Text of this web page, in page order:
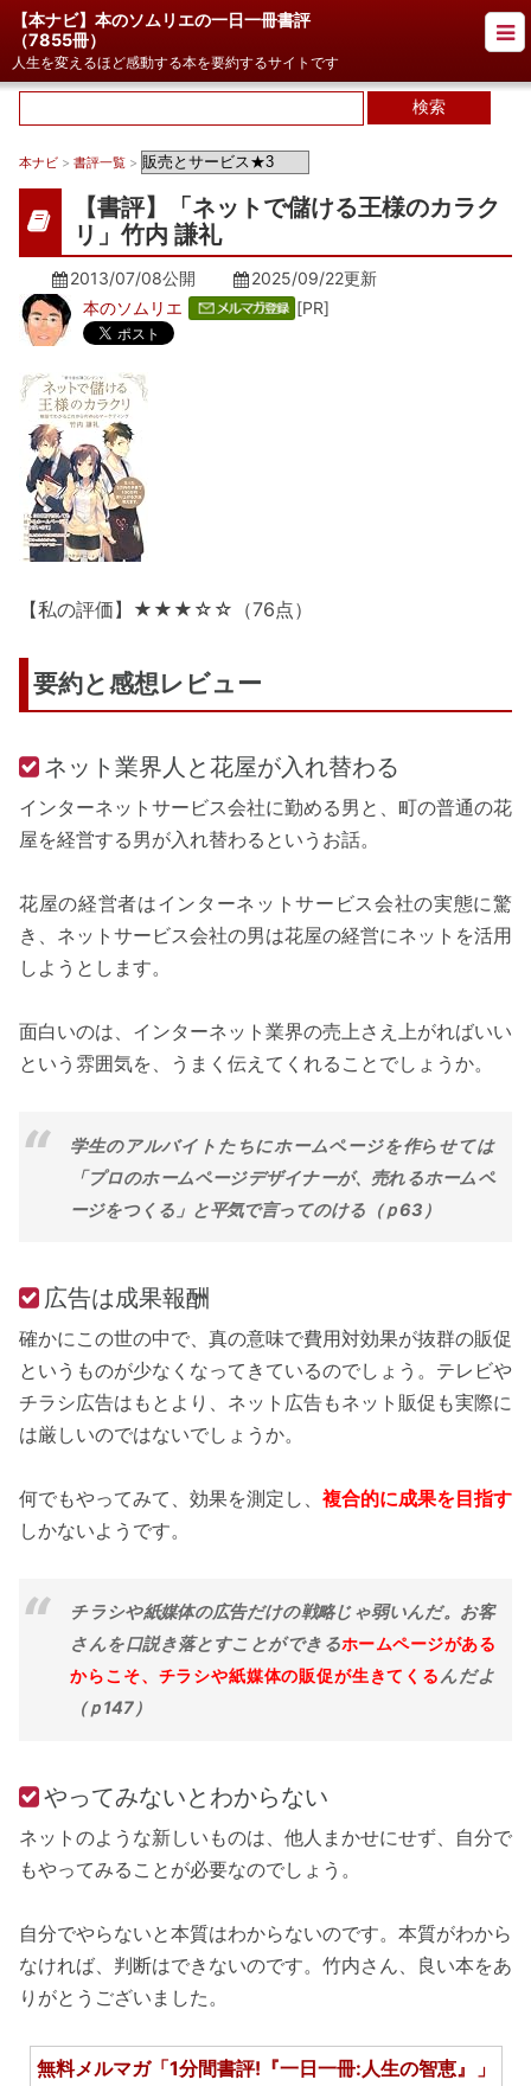
【本ナビ】本のソムリエの一日一冊書評
（7855冊）
人生を変えるほど感動する本を要約するサイトです
本ナビ > 書評一覧 >
【書評】「ネットで儲ける王様のカラク
リ」竹内 謙礼
2013/07/08公開 2025/09/22更新
本のソムリエ
[PR]
【私の評価】★★★☆☆（76点）
要約と感想レビュー
ネット業界人と花屋が入れ替わる
インターネットサービス会社に勤める男と、町の普通の花
屋を経営する男が入れ替わるというお話。
花屋の経営者はインターネットサービス会社の実態に驚
き、ネットサービス会社の男は花屋の経営にネットを活用
しようとします。
面白いのは、インターネット業界の売上さえ上がればいい
という雰囲気を、うまく伝えてくれることでしょうか。
学生のアルバイトたちにホームページを作らせては
「プロのホームページデザイナーが、売れるホームペ
ージをつくる」と平気で言ってのける（ｐ63）
広告は成果報酬
確かにこの世の中で、真の意味で費用対効果が抜群の販促
というものが少なくなってきているのでしょう。テレビや
チラシ広告はもとより、ネット広告もネット販促も実際に
は厳しいのではないでしょうか。
何でもやってみて、効果を測定し、 複合的に成果を目指す
しかないようです。
チラシや紙媒体の広告だけの戦略じゃ弱いんだ。お客
さんを口説き落とすことができるホームページがある
からこそ、チラシや紙媒体の販促が生きてくる んだよ
（ｐ147）
やってみないとわからない
ネットのような新しいものは、他人まかせにせず、自分で
もやってみることが必要なのでしょう。
自分でやらないと本質はわからないのです。本質がわから
なければ、判断はできないのです。竹内さん、良い本をあ
りがとうございました。
無料メルマガ「1分間書評!『一日一冊:人生の智恵』」